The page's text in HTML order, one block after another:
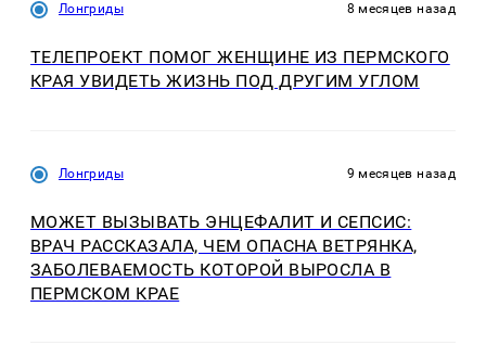
Лонгриды 8 месяцев назад
ТЕЛЕПРОЕКТ ПОМОГ ЖЕНЩИНЕ ИЗ ПЕРМСКОГО
КРАЯ УВИДЕТЬ ЖИЗНЬ ПОД ДРУГИМ УГЛОМ
Лонгриды 9 месяцев назад
МОЖЕТ ВЫЗЫВАТЬ ЭНЦЕФАЛИТ И СЕПСИС:
ВРАЧ РАССКАЗАЛА, ЧЕМ ОПАСНА ВЕТРЯНКА,
ЗАБОЛЕВАЕМОСТЬ КОТОРОЙ ВЫРОСЛА В
ПЕРМСКОМ КРАЕ